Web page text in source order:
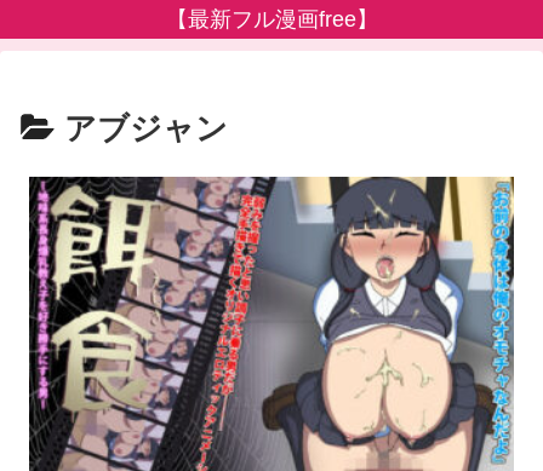
【最新フル漫画free】
アブジャン